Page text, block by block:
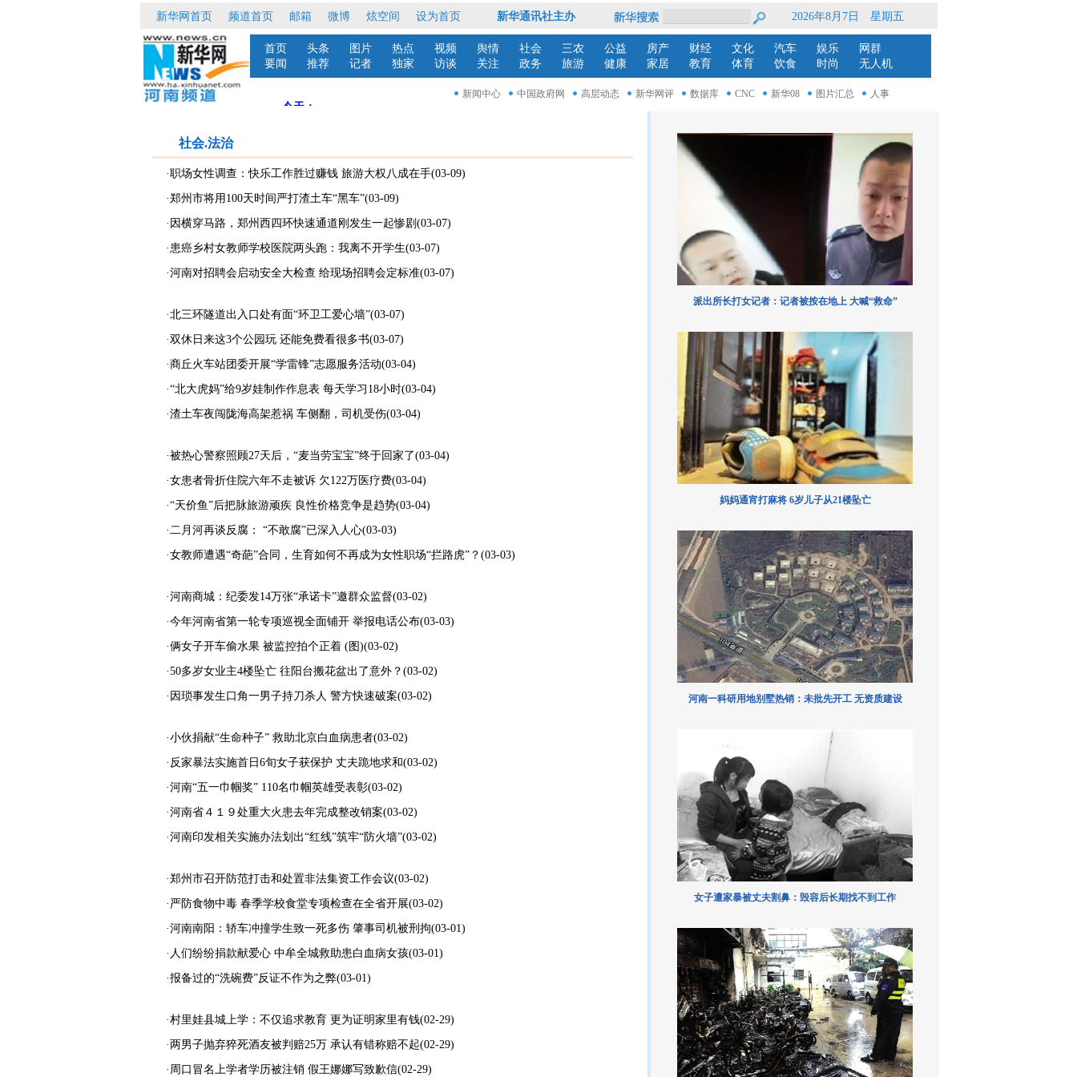
社会.法治
·职场女性调查：快乐工作胜过赚钱 旅游大权八成在手(03-09)
·郑州市将用100天时间严打渣土车“黑车”(03-09)
·因横穿马路，郑州西四环快速通道刚发生一起惨剧 (03-07)
·患癌乡村女教师学校医院两头跑：我离不开学生(03-07)
·河南对招聘会启动安全大检查 给现场招聘会定标准(03-07)
·北三环隧道出入口处有面“环卫工爱心墙”(03-07)
·双休日来这3个公园玩 还能免费看很多书(03-07)
·商丘火车站团委开展“学雷锋”志愿服务活动(03-04)
·“北大虎妈”给9岁娃制作作息表 每天学习18小时(03-04)
·渣土车夜闯陇海高架惹祸 车侧翻，司机受伤(03-04)
·被热心警察照顾27天后，“麦当劳宝宝”终于回家了(03-04)
·女患者骨折住院六年不走被诉 欠122万医疗费(03-04)
·“天价鱼”后把脉旅游顽疾 良性价格竞争是趋势(03-04)
·二月河再谈反腐： “不敢腐”已深入人心(03-03)
·女教师遭遇“奇葩”合同，生育如何不再成为女性职场“拦路虎”？ (03-03)
·河南商城：纪委发14万张“承诺卡”邀群众监督(03-02)
·今年河南省第一轮专项巡视全面铺开 举报电话公布(03-03)
·俩女子开车偷水果 被监控拍个正着 (图)(03-02)
·50多岁女业主4楼坠亡 往阳台搬花盆出了意外？ (03-02)
·因琐事发生口角一男子持刀杀人 警方快速破案(03-02)
·小伙捐献“生命种子” 救助北京白血病患者(03-02)
·反家暴法实施首日6旬女子获保护 丈夫跪地求和(03-02)
·河南“五一巾帼奖” 110名巾帼英雄受表彰(03-02)
·河南省４１９处重大火患去年完成整改销案(03-02)
·河南印发相关实施办法划出“红线”筑牢“防火墙”(03-02)
·郑州市召开防范打击和处置非法集资工作会议(03-02)
·严防食物中毒 春季学校食堂专项检查在全省开展(03-02)
·河南南阳：轿车冲撞学生致一死多伤 肇事司机被刑拘(03-01)
·人们纷纷捐款献爱心 中牟全城救助患白血病女孩(03-01)
·报备过的“洗碗费”反证不作为之弊(03-01)
·村里娃县城上学：不仅追求教育 更为证明家里有钱(02-29)
·两男子抛弃猝死酒友被判赔25万 承认有错称赔不起(02-29)
·周口冒名上学者学历被注销 假王娜娜写致歉信(02-29)
派出所长打女记者：记者被按在地上 大喊“救命”
妈妈通宵打麻将 6岁儿子从21楼坠亡
河南一科研用地别墅热销：未批先开工 无资质建设
女子遭家暴被丈夫割鼻：毁容后长期找不到工作